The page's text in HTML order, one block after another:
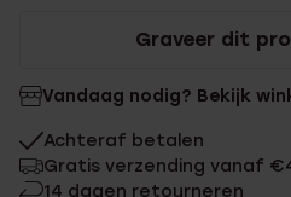
Graveer dit
Vandaag nodig? Bekijk
Achteraf betalen
Gratis verzending vanaf
14 dagen retourneren